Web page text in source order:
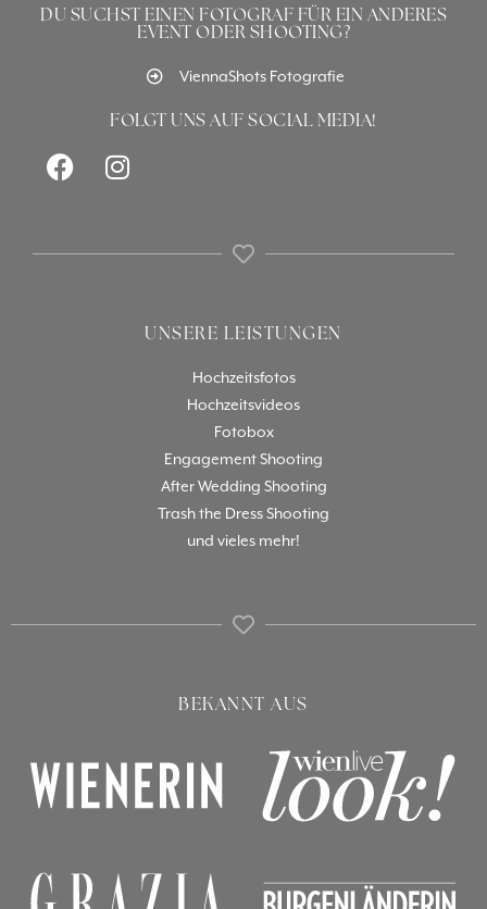
DU SUCHST EINEN FOTOGRAF FÜR EIN ANDERES
EVENT ODER SHOOTING?
ViennaShots Fotografie
FOLGT UNS AUF SOCIAL MEDIA!
UNSERE LEISTUNGEN
Hochzeitsfotos
Hochzeitsvideos
Fotobox
Engagement Shooting
After Wedding Shooting
Trash the Dress Shooting
und vieles mehr!
BEKANNT AUS